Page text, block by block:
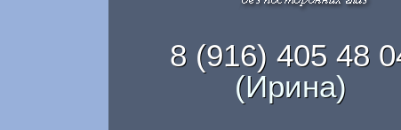
8 (916) 405 48
(Ирина)